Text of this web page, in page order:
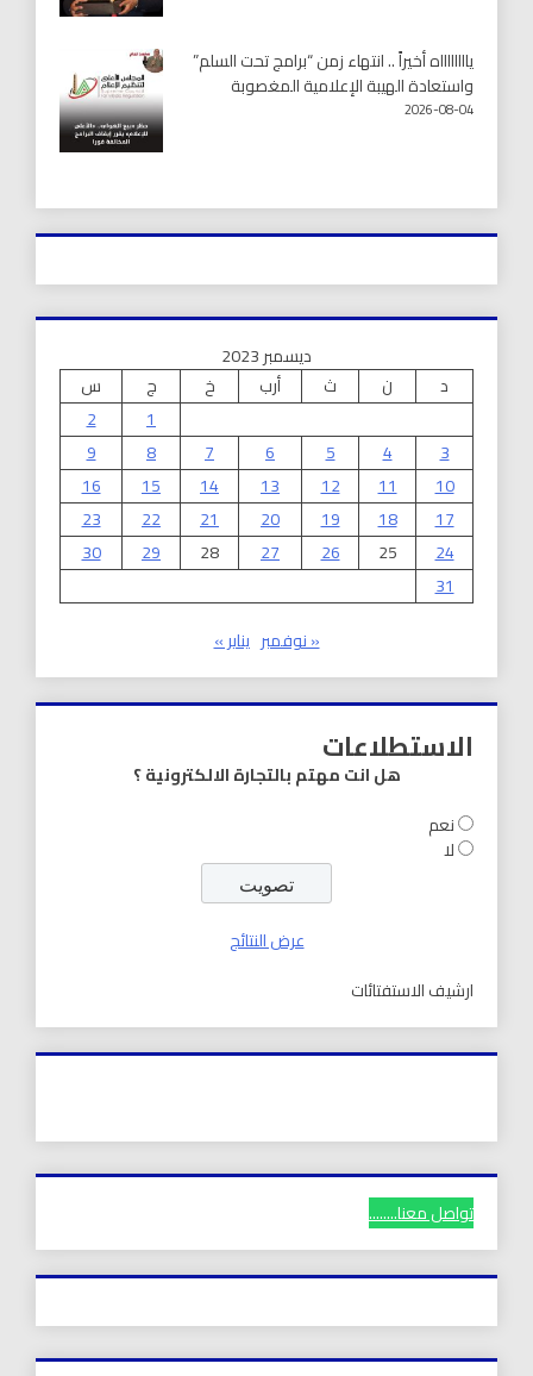
يااااااااه أخيراً .. انتهاء زمن “برامج تحت السلم”
واستعادة الهيبة الإعلامية المغصوبة
2026-08-04
ديسمبر 2023
د
ن ث أرب خ ج
س
1
2
3
4
5
6
7
8
9
10
11
12
13
14
15
16
17
18
19
20
21
22
23
24
25
26
27
28
29
30
31
« نوفمبر يناير »
الاستطلاعات
هل انت مهتم بالتجارة الالكترونية ؟
نعم
لا
عرض النتائج
ارشيف الاستفتائات
تواصل معنا........